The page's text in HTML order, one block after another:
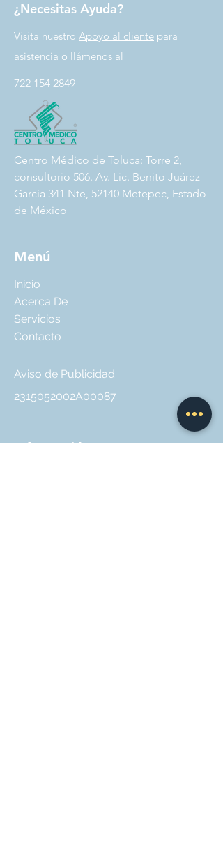
¿Necesitas Ayuda?
Visita nuestro Apoyo al cliente para
asistencia o llámenos al
722 154 2849
Centro Médico de Toluca: Torre 2,
consultorio 506. Av. Lic. Benito Juárez
García 341 Nte, 52140 Metepec, Estado
de México
Menú
Inicio
Acerca De
Servicios
Contacto
Aviso de Publicidad
2315052002A00087
Información